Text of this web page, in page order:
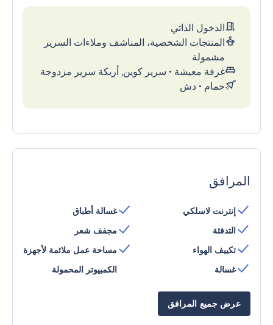
الدخول الذاتي
المنتجات الشخصية، المناشف وملاءات السرير
مشمولة
غرفة معيشة • سرير كوين, أريكة سرير مزدوجة
حمام • دش
المرافق
إنترنت لاسلكي
التدفئة
تكييف الهواء
غسالة
غسالة أطباق
مجفف شعر
مساحة عمل ملائمة لأجهزة
الكمبيوتر المحمولة
عرض جميع المرافق